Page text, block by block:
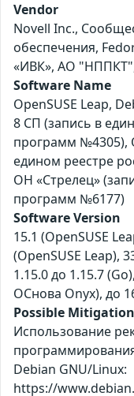
Vendor
Novell Inc.,
обеспечения,
«ИВК», АО
Software Name
OpenSUSE Leap,
8 СП (запись в
программ №4305),
едином реестре
ОН «Стрелец»
программ №6177)
Software Version
15.1 (OpenSUSE
(OpenSUSE Leap),
1.15.0 до 1.15.7
ОСнова Оnyx), до
Possible
Использование
Debian GNU/Linux:
https://